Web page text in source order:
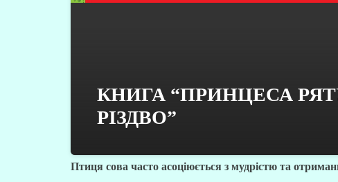
КНИГА “ПРИНЦЕСА
РІЗДВО”
Птиця сова часто асоціюється з мудрістю та